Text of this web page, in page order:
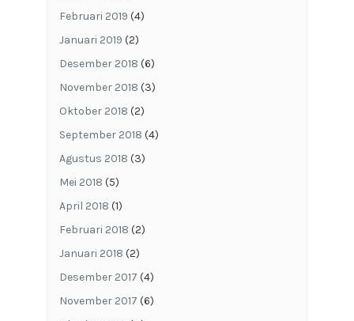
Februari 2019 (4)
Januari 2019 (2)
Desember 2018 (6)
November 2018 (3)
Oktober 2018 (2)
September 2018 (4)
Agustus 2018 (3)
Mei 2018 (5)
April 2018 (1)
Februari 2018 (2)
Januari 2018 (2)
Desember 2017 (4)
November 2017 (6)